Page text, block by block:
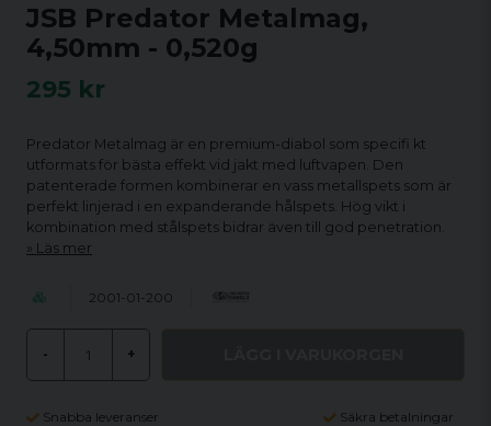
JSB Predator Metalmag,
4,50mm - 0,520g
295 kr
Predator Metalmag är en premium-diabol som specifi kt
utformats för bästa effekt vid jakt med luftvapen. Den
patenterade formen kombinerar en vass metallspets som är
perfekt linjerad i en expanderande hålspets. Hög vikt i
kombination med stålspets bidrar även till god penetration.
Läs mer
2001-01-200
- +
Snabba leveranser Säkra betalningar